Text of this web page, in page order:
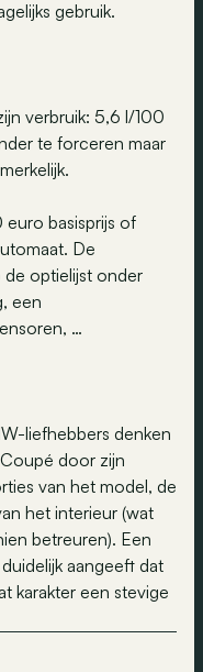
gebruik.
verbruik: 5,6 l/100
te forceren maar
euro basisprijs of
De
de optielijst onder
een
…
liefhebbers denken
door zijn
van het model, de
het interieur (wat
betreuren). Een
aangeeft dat
karakter een stevige